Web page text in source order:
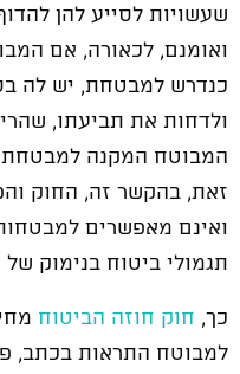
שעשויות לסייע להן
ואומנם, לכאורה, אם
כנדרש למבטחת, יש לה
ולדחות את תביעתו,
המבוטח המקנה למבטחת
זאת, בהקשר זה, החוק
ואינם מאפשרים
תגמולי ביטוח בנימוק
כך, חוק חוזה הביטוח
למבוטח התראות בכתב,